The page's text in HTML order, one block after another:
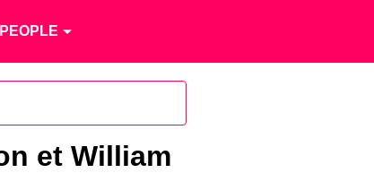
PEOPLE
et William